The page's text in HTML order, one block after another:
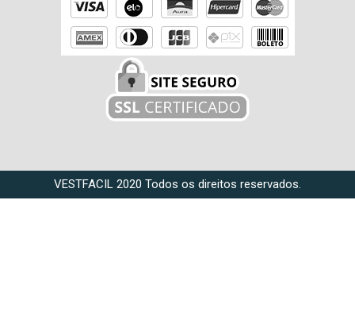
VESTFACIL 2020 Todos os direitos reservados.